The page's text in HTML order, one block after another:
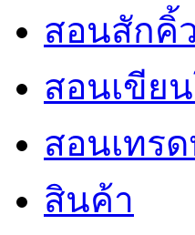
สอนสักคิ้ว
สอนเขีย
สอนเทร
สินค้า